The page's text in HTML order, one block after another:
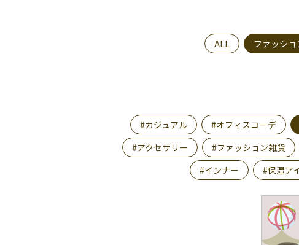
ALL ファッシ
#カジュアル #オフィスコーデ
#アクセサリー
#ファッション雑貨
#インナー
#保湿ア